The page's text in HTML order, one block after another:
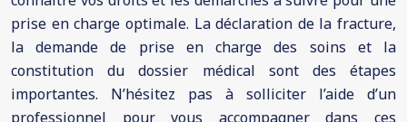
prise en charge optimale. La déclaration de la fracture,
la demande de prise en charge des soins et la
constitution du dossier médical sont des étapes
importantes. N’hésitez pas à solliciter l’aide d’un
professionnel pour vous accompagner dans ces